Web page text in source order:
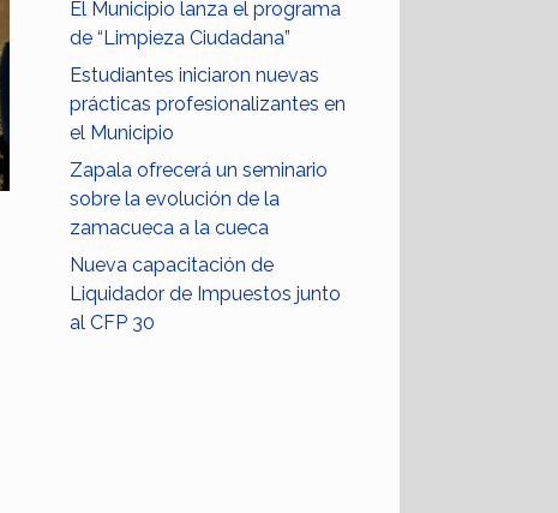
El Municipio lanza el programa
de “Limpieza Ciudadana”
Estudiantes iniciaron nuevas
prácticas profesionalizantes en
el Municipio
Zapala ofrecerá un seminario
sobre la evolución de la
zamacueca a la cueca
Nueva capacitación de
Liquidador de Impuestos junto
al CFP 30